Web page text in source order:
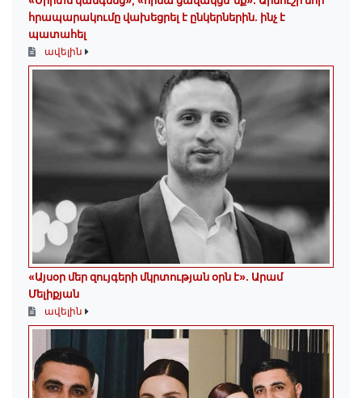
հրապարակումը վախեցրել է ընկերներին. ինչ է
պատահել
ավելին
«Այսօր մեր զույգերի մկրտության օրն է»․ Արամ
Մելիքյան
ավելին